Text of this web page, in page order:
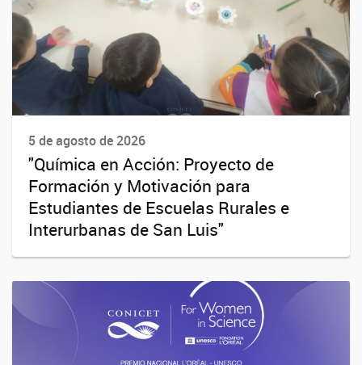
5 de agosto de 2026
"Química en Acción: Proyecto de
Formación y Motivación para
Estudiantes de Escuelas Rurales e
Interurbanas de San Luis"